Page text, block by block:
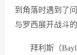
到角落时遇到了
与罗西展开战斗的
拜利斯（